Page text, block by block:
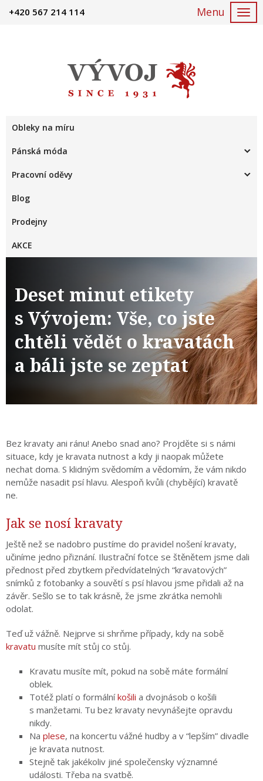
+420 567 214 114
Obleky na míru
Pánská móda
Pracovní oděvy
Blog
Prodejny
AKCE
Deset minut etikety
s Vývojem: Vše, co jste
chtěli vědět o kravatách
a báli jste se zeptat
Bez kravaty ani ránu! Anebo snad ano? Projděte si s námi
situace, kdy je kravata nutnost a kdy ji naopak můžete
nechat doma. S klidným svědomím a vědomím, že vám nikdo
nemůže nasadit psí hlavu. Alespoň kvůli (chybějící) kravatě
ne.
Jak se nosí kravaty
Ještě než se nadobro pustíme do pravidel nošení kravaty,
učiníme jedno přiznání. Ilustrační fotce se štěnětem jsme dali
přednost před zbytkem předvídatelných “kravatových”
snímků z fotobanky a souvětí s psí hlavou jsme přidali až na
závěr. Sešlo se to tak krásně, že jsme zkrátka nemohli
odolat.
Teď už vážně. Nejprve si shrňme případy, kdy na sobě
kravatu musíte mít stůj co stůj.
Kravatu musíte mít, pokud na sobě máte formální
oblek.
Totéž platí o formálníkošili a dvojnásob o košili
s manžetami. Tu bez kravaty nevynášejte opravdu
nikdy.
Na plese, na koncertu vážné hudby a v “lepším” divadle
je kravata nutnost.
Stejně tak jakékoliv jiné společensky významné
události. Třeba na svatbě.